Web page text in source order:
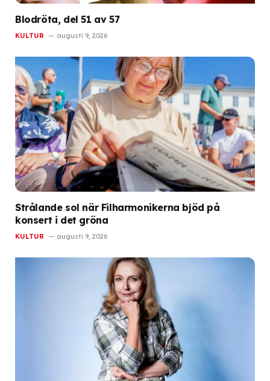
Blodröta, del 51 av 57
KULTUR augusti 9, 2026
Strålande sol när Filharmonikerna bjöd på
konsert i det gröna
KULTUR augusti 9, 2026